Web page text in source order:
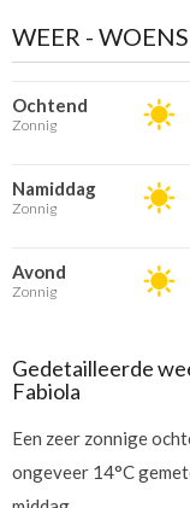
WEER -
Ochtend
Zonnig
Namiddag
Zonnig
Avond
Zonnig
Gedetailleerde
Fabiola
Een zeer zonnige
ongeveer 14°C